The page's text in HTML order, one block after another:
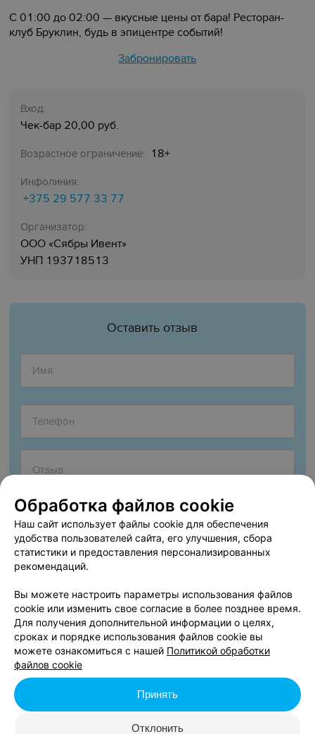
С 01:00 до 02:00 — вкусные цены от бара! Ресторан-
клуб Бруклин, будь в эпицентре событий!
Забронировать
Вход:
Чек-бар 20,00 руб.
Возрастное ограничение: 18+
Инфолиния:
+375 29 577 33 77
Организатор:
ООО «Сябры Ивент»
УНП 193718513
Оставить отзыв
Согласен опубликовать отзыв. Подробнее об
прав
Добавить отзыв
Нажимая кнопку «Добавить отзыв», вы принимаете
Пользовательского соглашения
Обработка файлов cookie
Наш сайт использует файлы cookie для обеспечения
удобства пользователей сайта, его улучшения, сбора
статистики и предоставления персонализированных
рекомендаций.
Вы можете настроить параметры использования файлов
cookie или изменить свое согласие в более позднее время.
Для получения дополнительной информации о целях,
сроках и порядке использования файлов cookie вы
можете ознакомиться с нашей Политикой обработки
файлов cookie
Отклонить
Принять